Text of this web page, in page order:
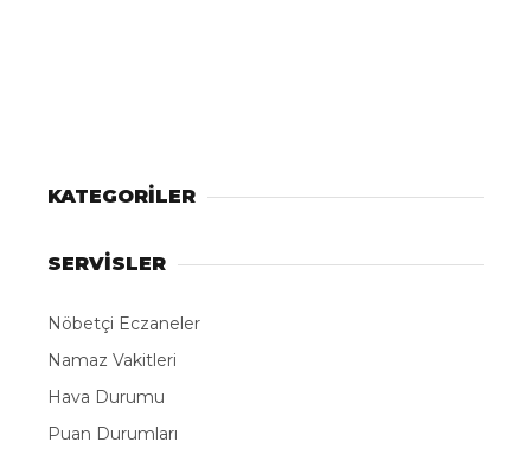
KATEGORİLER
SERVİSLER
Nöbetçi Eczaneler
Namaz Vakitleri
Hava Durumu
Puan Durumları